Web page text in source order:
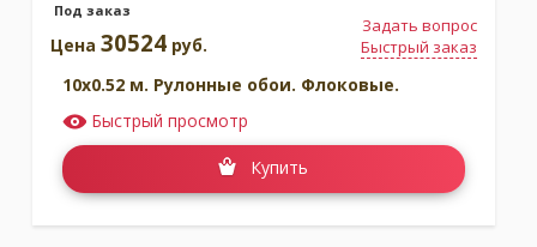
Под заказ
Задать вопрос
Быстрый заказ
Цена 30524 руб.
10x0.52 м. Рулонные обои. Флоковые.
Быстрый просмотр
Купить